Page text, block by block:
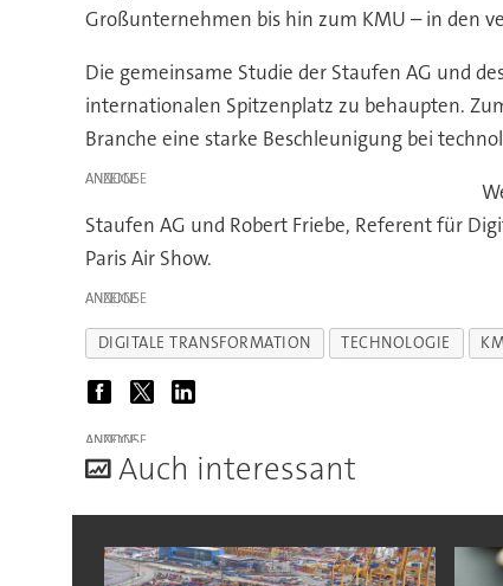
Großunternehmen bis hin zum KMU – in den
Die gemeinsame Studie der Staufen AG und
internationalen Spitzenplatz zu behaupten.
Branche eine starke Beschleunigung bei
ANZEIGE
Staufen AG und Robert Friebe, Referent für
Paris Air Show.
ANZEIGE
DIGITALE TRANSFORMATION TECHNOLOGIE
ANZEIGE
Auch interessant